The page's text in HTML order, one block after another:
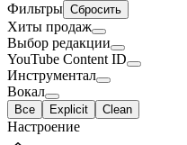
Фильтры Сбросить
Хиты продаж
Выбор редакции
YouTube Content ID
Инструментал
Вокал
Все Explicit Clean
Настроение